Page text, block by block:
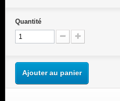
Quantité
Ajouter au panier